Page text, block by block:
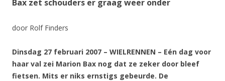
Bax zet schouders er graag weer onder
door Rolf Finders
Dinsdag 27 februari 2007 – WIELRENNEN – Eén dag voor
haar val zei Marion Bax nog dat ze zeker door bleef
fietsen. Mits er niks ernstigs gebeurde. De